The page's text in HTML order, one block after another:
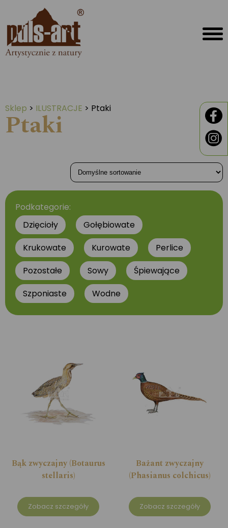
Sklep > ILUSTRACJE > Ptaki
Ptaki
Podkategorie:
Dzięcioły
Gołębiowate
Krukowate
Kurowate
Perlice
Pozostałe
Sowy
Śpiewające
Szponiaste
Wodne
Bąk zwyczajny (Botaurus
stellaris)
Zobacz szczegóły
Bażant zwyczajny
(Phasianus colchicus)
Zobacz szczegóły